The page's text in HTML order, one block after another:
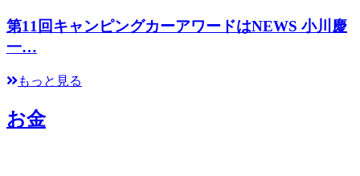
第11回キャンピングカーアワードはNEWS 小川慶
一…
もっと見る
お金